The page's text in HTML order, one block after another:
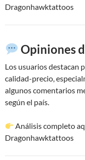
Dragonhawktattoos
Opiniones
Los usuarios destacan
calidad-precio,
algunos comentarios
según el país.
Análisis completo
Dragonhawktattoos